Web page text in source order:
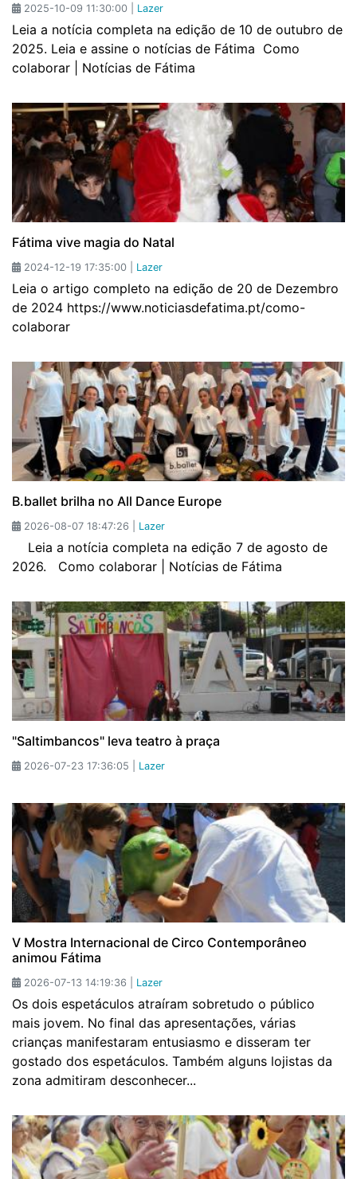
2025-10-09 11:30:00 | Lazer
Leia a notícia completa na edição de 10 de outubro de
2025. Leia e assine o notícias de Fátima Como
colaborar | Notícias de Fátima
Fátima vive magia do Natal
2024-12-19 17:35:00 | Lazer
Leia o artigo completo na edição de 20 de Dezembro
de 2024 https://www.noticiasdefatima.pt/como-
colaborar
B.ballet brilha no All Dance Europe
2026-08-07 18:47:26 | Lazer
Leia a notícia completa na edição 7 de agosto de
2026. Como colaborar | Notícias de Fátima
"Saltimbancos" leva teatro à praça
2026-07-23 17:36:05 | Lazer
V Mostra Internacional de Circo Contemporâneo
animou Fátima
2026-07-13 14:19:36 | Lazer
Os dois espetáculos atraíram sobretudo o público
mais jovem. No final das apresentações, várias
crianças manifestaram entusiasmo e disseram ter
gostado dos espetáculos. Também alguns lojistas da
zona admitiram desconhecer...